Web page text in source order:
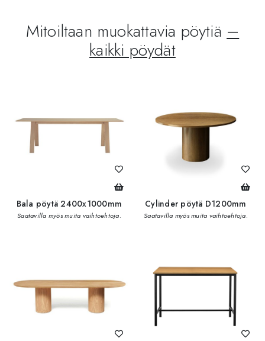
Mitoiltaan muokattavia pöytiä –
kaikki pöydät
Bala pöytä 2400x1000mm
Saatavilla myös muita vaihtoehtoja.
Cylinder pöytä D1200mm
Saatavilla myös muita vaihtoehtoja.